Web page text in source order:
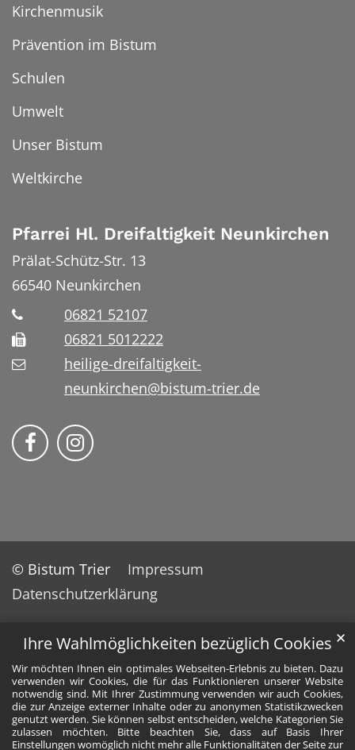
Ihre Wahlmöglichkeiten bezüglich Cookies
Wir möchten Ihnen ein optimales Webseiten-Erlebnis zu bieten. Dazu
verwenden wir Cookies, die für das Funktionieren unserer Website
notwendig sind. Mit Ihrer Zustimmung verwenden wir auch Cookies,
die zur Anzeige externer Inhalte oder zu anonymen Statistikzwecken
genutzt werden. Sie können selbst entscheiden, welche Kategorien Sie
zulassen möchten. Bitte beachten Sie, dass auf Basis Ihrer
Einstellungen womöglich nicht mehr alle Funktionalitäten der Seite zur
✕
Kirchenmusik
Prävention im Bistum
Schulen
Umwelt
Unser Bistum
Weltkirche
Pfarrei Hl. Dreifaltigkeit Neunkirchen
Prälat-Schütz-Str. 13
66540 Neunkirchen
06821 52107
06821 5012222
heilige-dreifaltigkeit-
neunkirchen@bistum-trier.de
Bistum Trier auf Facebook
Bistum Trier auf Instragram
© Bistum Trier
Impressum
Datenschutzerklärung